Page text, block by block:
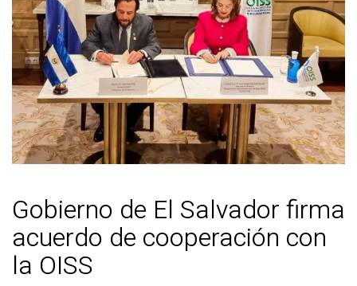
Gobierno de El Salvador firma
acuerdo de cooperación con
la OISS